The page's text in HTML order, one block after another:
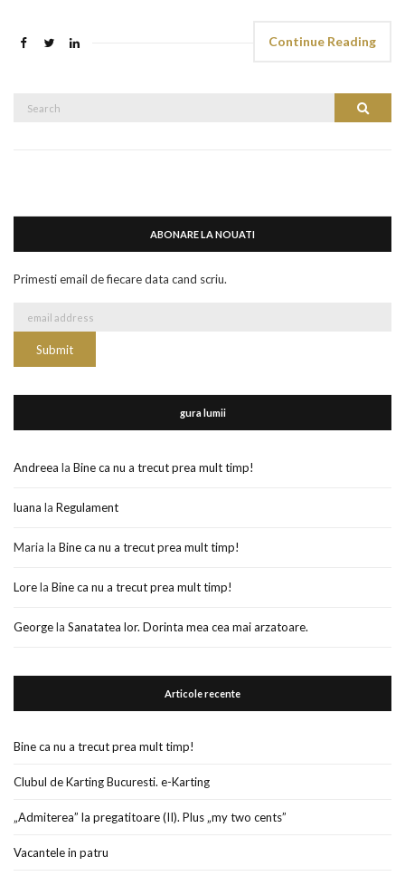
Continue Reading
Search
ABONARE LA NOUATI
Primesti email de fiecare data cand scriu.
gura lumii
Andreea la Bine ca nu a trecut prea mult timp!
luana la Regulament
Maria la Bine ca nu a trecut prea mult timp!
Lorela Bine ca nu a trecut prea mult timp!
Georgela Sanatatea lor. Dorinta mea cea mai arzatoare.
Articole recente
Bine ca nu a trecut prea mult timp!
Clubul de Karting Bucuresti. e-Karting
„Admiterea” la pregatitoare (II). Plus „my two cents”
Vacantele in patru